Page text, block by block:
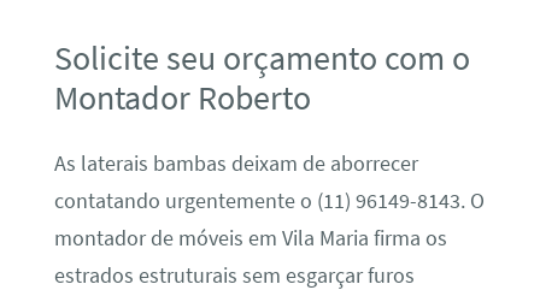
Solicite seu orçamento com o
Montador Roberto
As laterais bambas deixam de aborrecer
contatando urgentemente o (11) 96149-8143. O
montador de móveis em Vila Maria firma os
estrados estruturais sem esgarçar furos